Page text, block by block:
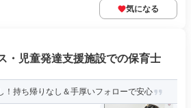
気になる
・児童発達支援施設での保育士
！持ち帰りなし＆手厚いフォローで安心